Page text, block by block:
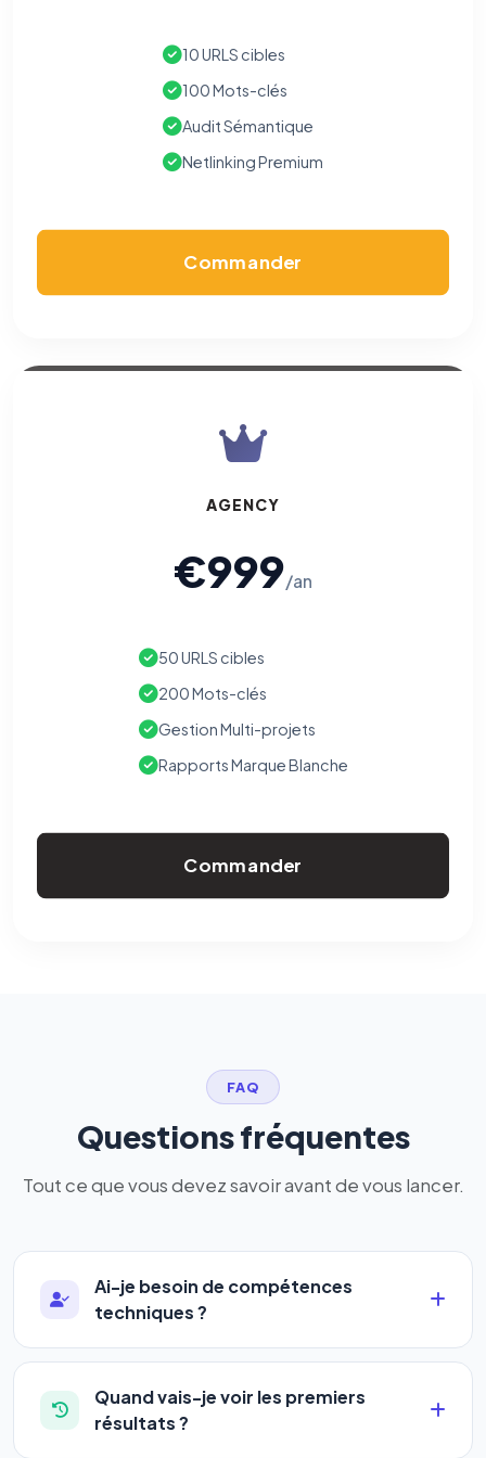
10 URLS cibles
100 Mots-clés
Audit Sémantique
Netlinking Premium
Commander
AGENCY
€999/an
50 URLS cibles
200 Mots-clés
Gestion Multi-projets
Rapports Marque Blanche
Commander
FAQ
Questions fréquentes
Tout ce que vous devez savoir avant de vous lancer.
Ai-je besoin de compétences
techniques ?
Absolument pas. Notre logiciel a été conçu pour
être accessible àtous les profils: artisans,
commerçants, auto-entrepreneurs, PME ou
Quand vais-je voir les premiers
résultats ?